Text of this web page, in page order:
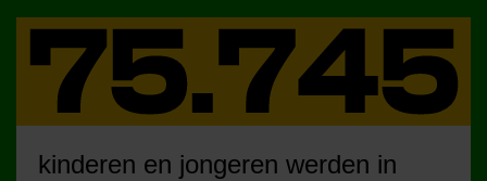
kinderen en jongeren werden in